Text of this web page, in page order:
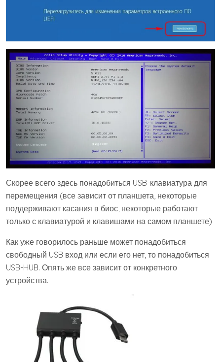
Скорее всего здесь понадобиться USB-клавиатура для
перемещения (все зависит от планшета, некоторые
поддерживают касания в биос, некоторые работают
только с клавиатурой и клавишами на самом планшете)
Как уже говорилось раньше может понадобиться
свободный USB вход или если его нет, то понадобиться
USB-HUB. Опять же все зависит от конкретного
устройства.